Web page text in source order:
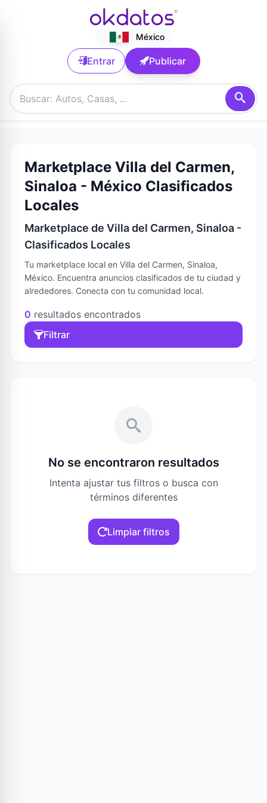
México
Entrar Publicar
Marketplace Villa del Carmen,
Sinaloa - México Clasificados
Locales
Marketplace de Villa del Carmen, Sinaloa -
Clasificados Locales
Tu marketplace local en Villa del Carmen, Sinaloa,
México. Encuentra anuncios clasificados de tu ciudad y
alrededores. Conecta con tu comunidad local.
0 resultados encontrados
Filtrar
No se encontraron resultados
Intenta ajustar tus filtros o busca con
términos diferentes
Limpiar filtros